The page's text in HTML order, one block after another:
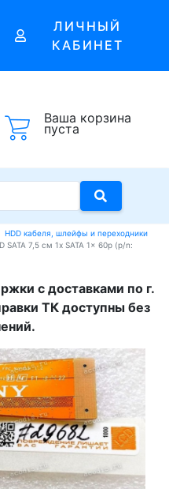
ЛИЧНЫЙ
КАБИНЕТ
Ваша корзина
пуста
HDD кабеля, шлейфы и переходники
SATA 7,5 см 1x SATA 1x 60p (p/n:
с доставками по г.
ТК доступны без